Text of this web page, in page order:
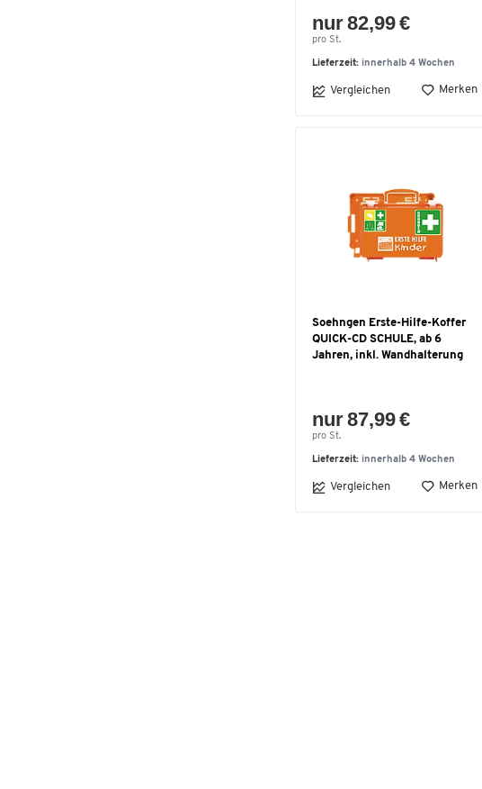
nur 82,99 €
pro St.
Lieferzeit: innerhalb 4 Wochen
Vergleichen Merken
Soehngen Erste-Hilfe-Koffer
QUICK-CD SCHULE, ab 6
Jahren, inkl. Wandhalterung
nur 87,99 €
pro St.
Lieferzeit: innerhalb 4 Wochen
Vergleichen Merken